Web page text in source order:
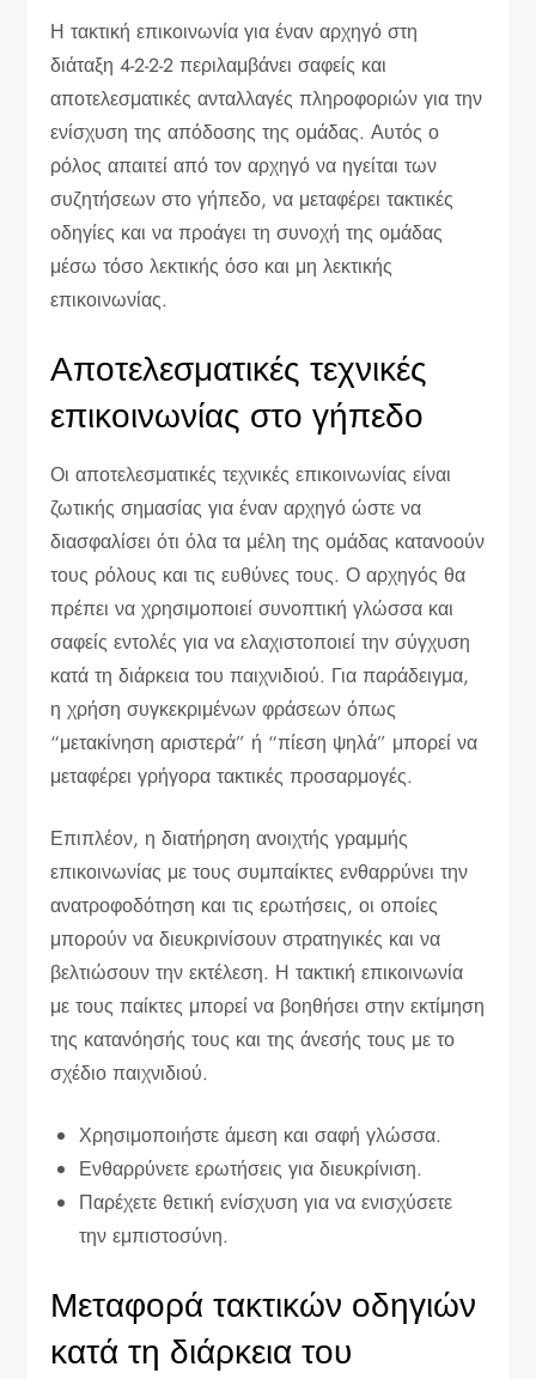
Η τακτική επικοινωνία για έναν αρχηγό στη
διάταξη 4-2-2-2 περιλαμβάνει σαφείς και
αποτελεσματικές ανταλλαγές πληροφοριών για την
ενίσχυση της απόδοσης της ομάδας. Αυτός ο
ρόλος απαιτεί από τον αρχηγό να ηγείται των
συζητήσεων στο γήπεδο, να μεταφέρει τακτικές
οδηγίες και να προάγει τη συνοχή της ομάδας
μέσω τόσο λεκτικής όσο και μη λεκτικής
επικοινωνίας.
Αποτελεσματικές τεχνικές
επικοινωνίας στο γήπεδο
Οι αποτελεσματικές τεχνικές επικοινωνίας είναι
ζωτικής σημασίας για έναν αρχηγό ώστε να
διασφαλίσει ότι όλα τα μέλη της ομάδας κατανοούν
τους ρόλους και τις ευθύνες τους. Ο αρχηγός θα
πρέπει να χρησιμοποιεί συνοπτική γλώσσα και
σαφείς εντολές για να ελαχιστοποιεί την σύγχυση
κατά τη διάρκεια του παιχνιδιού. Για παράδειγμα,
η χρήση συγκεκριμένων φράσεων όπως
“μετακίνηση αριστερά” ή “πίεση ψηλά” μπορεί να
μεταφέρει γρήγορα τακτικές προσαρμογές.
Επιπλέον, η διατήρηση ανοιχτής γραμμής
επικοινωνίας με τους συμπαίκτες ενθαρρύνει την
ανατροφοδότηση και τις ερωτήσεις, οι οποίες
μπορούν να διευκρινίσουν στρατηγικές και να
βελτιώσουν την εκτέλεση. Η τακτική επικοινωνία
με τους παίκτες μπορεί να βοηθήσει στην εκτίμηση
της κατανόησής τους και της άνεσής τους με το
σχέδιο παιχνιδιού.
Χρησιμοποιήστε άμεση και σαφή γλώσσα.
Ενθαρρύνετε ερωτήσεις για διευκρίνιση.
Παρέχετε θετική ενίσχυση για να ενισχύσετε
την εμπιστοσύνη.
Μεταφορά τακτικών οδηγιών
κατά τη διάρκεια του